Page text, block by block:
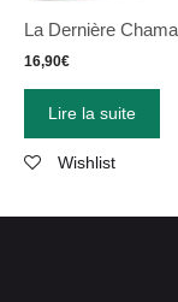
La Dernière
16,90€
Lire la suite
Wishlist